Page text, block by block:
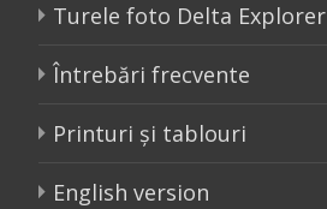
Turele foto Delta Explorer
Întrebări frecvente
Printuri și tablouri
English version